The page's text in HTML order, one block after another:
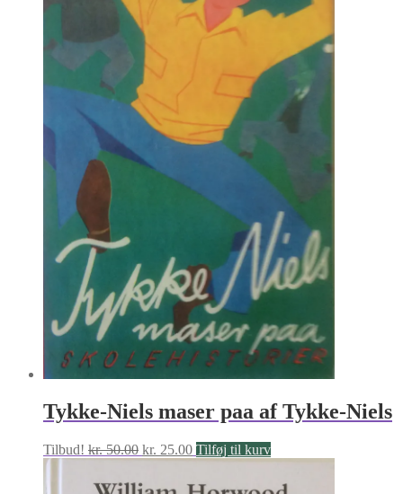
Tykke-Niels maser paa af Tykke-Niels
Tilbud! kr.50.00 Den
oprindelige
pris
kr. 25.00Den
aktuelle
pris
Tilføj til kurv